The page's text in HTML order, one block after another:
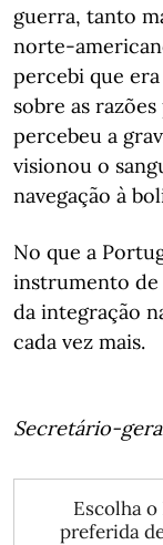
guerra, tanto
norte-
percebi que
sobre as
percebeu a
visionou o
navegação à
No que a
instrumento
da integração
cada vez mais.
Secretário-
Escolha
preferida